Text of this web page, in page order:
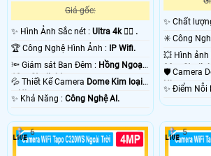
Giá gốc:
✨ Hình Ảnh Sắc nét : Ultra 4k 👍🏾 .
🏆 Công Nghệ Hình Ảnh :
IP Wifi.
🔦 Giám sát Ban Đêm : Hồng Ngoại
10m Starlight.
💦 Thiết Kế Camera Dome Kim loại
+ Nhựa.
️✨ Khả Năng : Công Nghệ AI.
✨ Chất
30m🛡 Camera
Nhựa.
6 5